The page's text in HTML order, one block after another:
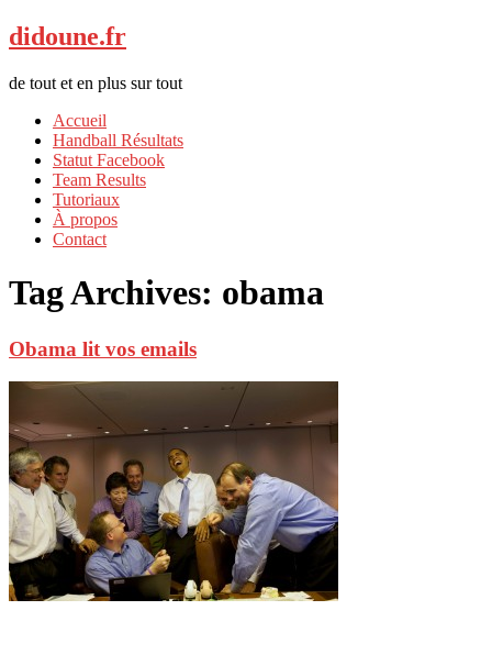
didoune.fr
de tout et en plus sur tout
Accueil
Handball Résultats
Statut Facebook
Team Results
Tutoriaux
À propos
Contact
Tag Archives: obama
Obama lit vos emails